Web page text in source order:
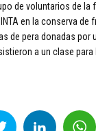
de voluntarios de la
en la conserva de
de pera donadas por
a un clase para